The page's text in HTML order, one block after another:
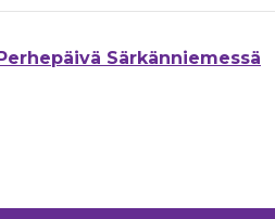
Särkänniemessä